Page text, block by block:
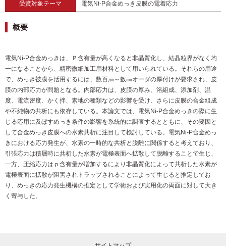
受賞対象テーマ 電気Ni-P合金めっき皮膜の電着応力
概要
電気Ni-P合金めっきは、Ｐ含有量が高くなると非晶質化し、結晶粒界がなく均
一になることから、精密微細加工用材料として用いられている。それらの用途
で、めっき被膜を活用するには、数百㎛～数㎜オーダの厚付けが要求され、皮
膜の内部応力が問題となる。内部応力は、皮膜の厚み、浴組成、添加剤、温
度、電流密度、かく拌、素地の種類などの影響を受け、さらに皮膜の合金組成
や不純物の共析にも依存している。本論文では、電気Ni-P合金めっきの際に生
じる応用に及ぼすめっき条件の影響を系統的に調査するとともに、その要因と
して合金めっき皮膜への水素共析に注目して検討している。電気Ni-P合金めっ
きにおける応力発生が、水素の一時的な共析と脱離に関係すると考えており、
引張応力は積層時に共析した水素が電極表面へ拡散して脱離することで生じ、
一方、圧縮応力はｐ含有量が増加するにより非晶質化によって共析した水素が
電極表面に拡散が阻害されトラップされることによって生じると推定してお
り、めっきの応力発生機構の推定として学術および実用化の両面に対して大き
く寄与した。